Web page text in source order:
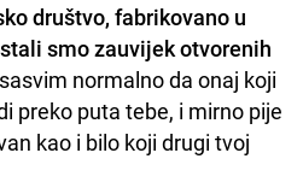
društvo, fabrikovano u
smo zauvijek otvorenih
normalno da onaj koji
preko puta tebe, i mirno pije
kao i bilo koji drugi tvoj